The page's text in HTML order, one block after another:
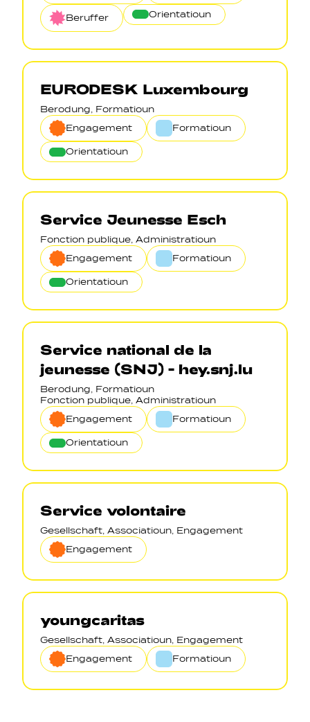
Beruffer Orientatioun
EURODESK Luxembourg
Berodung, Formatioun
Engagement
Formatioun
Orientatioun
Service Jeunesse Esch
Fonction publique, Administratioun
Engagement
Formatioun
Orientatioun
Service national de la
jeunesse (SNJ) - hey.snj.lu
Berodung, Formatioun
Fonction publique, Administratioun
Engagement
Formatioun
Orientatioun
Service volontaire
Gesellschaft, Associatioun, Engagement
Engagement
youngcaritas
Gesellschaft, Associatioun, Engagement
Engagement
Formatioun